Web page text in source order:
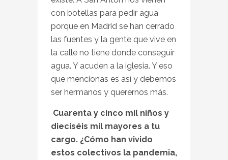
con botellas para pedir agua
porque en Madrid se han cerrado
las fuentes y la gente que vive en
la calle no tiene donde conseguir
agua. Y acuden a la iglesia. Y eso
que mencionas es así y debemos
ser hermanos y querernos más.
Cuarenta y cinco mil niños y
dieciséis mil mayores a tu
cargo. ¿Cómo han vivido
estos colectivos la pandemia,